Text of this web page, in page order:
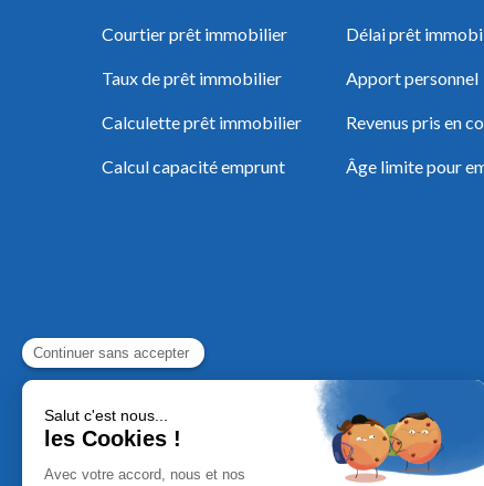
Courtier prêt immobilier
Taux de prêt immobilier
Calculette prêt immobilier
Calcul capacité emprunt
Délai prêt
Apport personnel
Revenus pris en
Âge limite pour